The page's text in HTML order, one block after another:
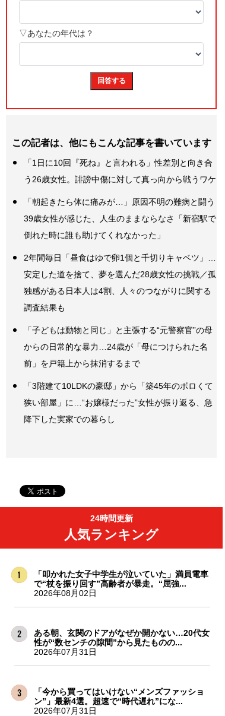
この記者は、他にもこんな記事を書いています
「1日に10回『死ね』と言われる」性差別と向き合
う26歳女性。誹謗中傷に対して真っ向から戦うワケ
「朝起きたら体に痛みが…」原因不明の難病と闘う
39歳女性が感じた、人生のままならなさ「新宿駅で
倒れた時に誰も助けてくれなかった」
2年間毎日「昼食はゆで卵1個と千切りキャベツ」…
安定した道を捨て、夢を選んだ28歳女性の挑戦／孤
独感がある日本人は4割、人々のつながりに関する
調査結果も
「子どもは動物と同じ」と主張する“元警察官”の母
からの日常的な暴力…24歳が「母につけられた名
前」を戸籍上から抹消するまで
「3階建て10LDKの豪邸」から「築45年のボロくて
狭い部屋」に…“お嬢様だった”女性が振り返る、急
降下した実家での暮らし
24時間更新
人気ランキング
「叩かれた女子中学生が泣いていた」満員電車
で“杖を振り回す”高齢者が暴走。“屈強...
2026年08月02日
ある朝、玄関のドアがなぜか開かない…20代女
性が“数センチの隙間”から見たものの...
2026年07月31日
「今から買ってはいけない“メンズファッショ
ン”」最新4選。超速で“時代遅れ”にな...
2026年07月31日